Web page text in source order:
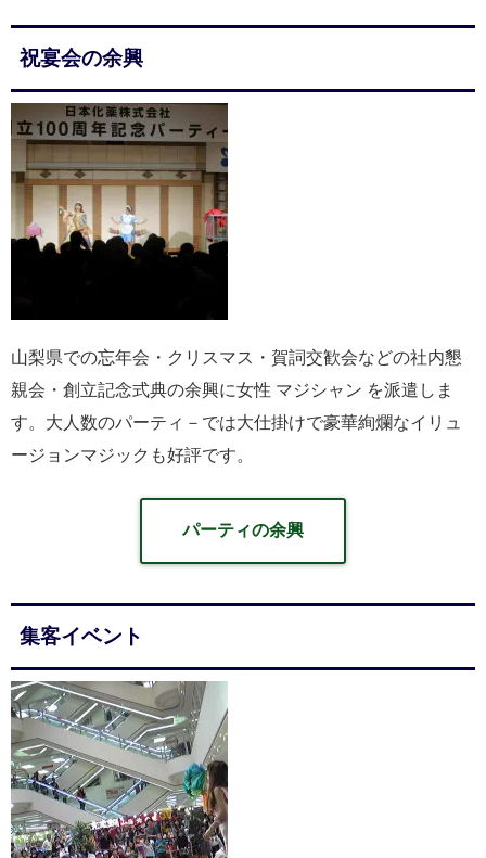
祝宴会の余興
山梨県での忘年会・クリスマス・賀詞交歓会などの社内懇
親会・創立記念式典の余興に女性 マジシャン を派遣しま
す。大人数のパーティ－では大仕掛けで豪華絢爛なイリュ
ージョンマジックも好評です。
パーティの余興
集客イベント